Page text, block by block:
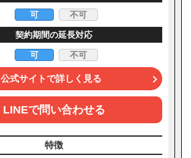
可 不可
契約期間の延長対応
可 不可
公式サイトで詳しく見る
LINEで問い合わせる
特徴